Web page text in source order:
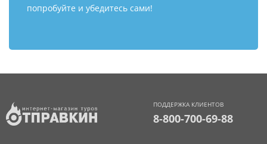
попробуйте и убедитесь сами!
ПОДДЕРЖКА КЛИЕНТОВ
8-800-700-69-88